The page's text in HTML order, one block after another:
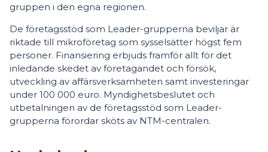
gruppen i den egna regionen.
De företagsstöd som Leader-grupperna beviljar är
riktade till mikroföretag som sysselsätter högst fem
personer. Finansiering erbjuds framför allt för det
inledande skedet av företagandet och försök,
utveckling av affärsverksamheten samt investeringar
under 100 000 euro. Myndighetsbeslutet och
utbetalningen av de företagsstöd som Leader-
grupperna förordar sköts av NTM-centralen.